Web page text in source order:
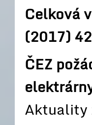
Celková
(2017)
ČEZ
Aktuality